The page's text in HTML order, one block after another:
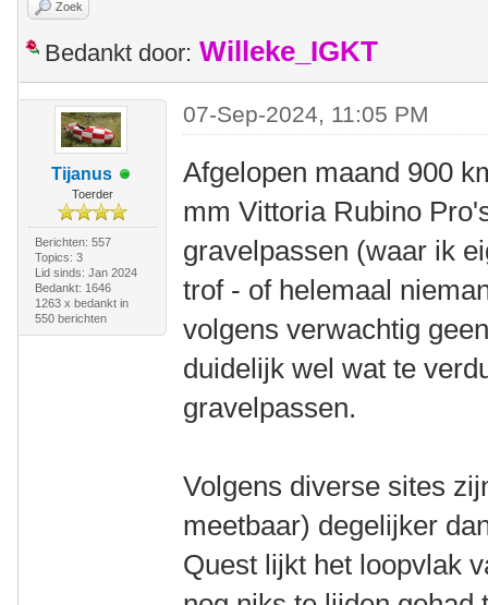
Zoek
Bedankt door: Willeke_IGKT
Tijanus
Toerder
Berichten: 557
Topics: 3
Lid sinds: Jan 2024
Bedankt: 1646
1263 x bedankt in
550 berichten
07-Sep-2024, 11:05 PM
Afgelopen maand 900
mm Vittoria Rubino
gravelpassen (waar ik
trof - of helemaal
volgens verwachtig
duidelijk wel wat te
gravelpassen.
Volgens diverse sites
meetbaar) degelijker
Quest lijkt het loopvlak